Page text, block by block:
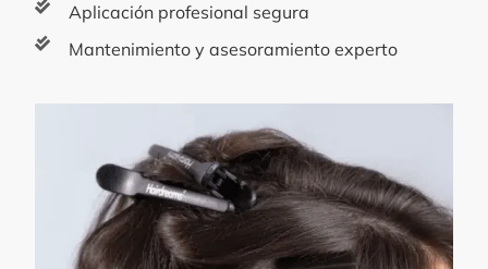
Aplicación profesional segura
Mantenimiento y asesoramiento experto